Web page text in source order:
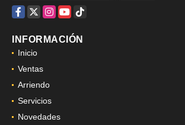
Facebook
X Instagram
YouTube
TikTok
INFORMACIÓN
Inicio
Ventas
Arriendo
Servicios
Novedades